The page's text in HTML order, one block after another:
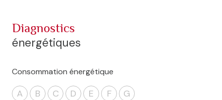
diagnostics
énergétiques
Consommation énergétique
A B C D E F G